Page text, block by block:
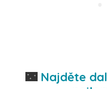
🌃 Najděte